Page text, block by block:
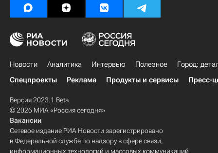
Новости Аналитика Интервью Полезное
Город:
Спецпроекты
Реклама Продукты и сервисы Пресс-
Версия 2023.1 Beta
© 2026 МИА «Россия сегодня»
Вакансии
Сетевое издание РИА Новости зарегистрировано
в Федеральной службе по надзору в сфере связи,
информационных технологий и массовых коммуникаций